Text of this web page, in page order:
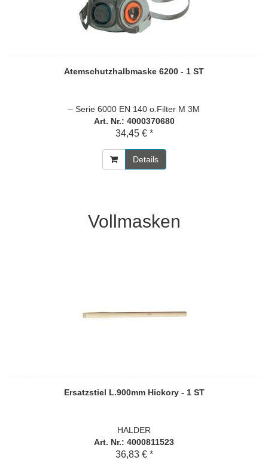
Atemschutzhalbmaske 6200 - 1 ST
– Serie 6000 EN 140 o.Filter M 3M
Art. Nr.: 4000370680
34,45 € *
Details
Vollmasken
Ersatzstiel L.900mm Hickory - 1 ST
HALDER
Art. Nr.: 4000811523
36,83 € *